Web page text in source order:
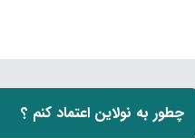
چطور به نولاین اعتماد کنم ؟